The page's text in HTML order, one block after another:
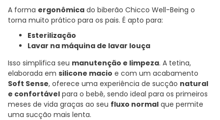
A forma ergonômica do biberão Chicco Well-Being o
torna muito prático para os pais. É apto para:
Esterilização
Lavar na máquina de lavar louça
Isso simplifica seu manutenção e limpeza. A tetina,
elaborada em silicone macio e com um acabamento
Soft Sense, oferece uma experiência de sucção natural
e confortável para o bebê, sendo ideal para os primeiros
meses de vida graças ao seu fluxo normal que permite
uma sucção mais lenta.